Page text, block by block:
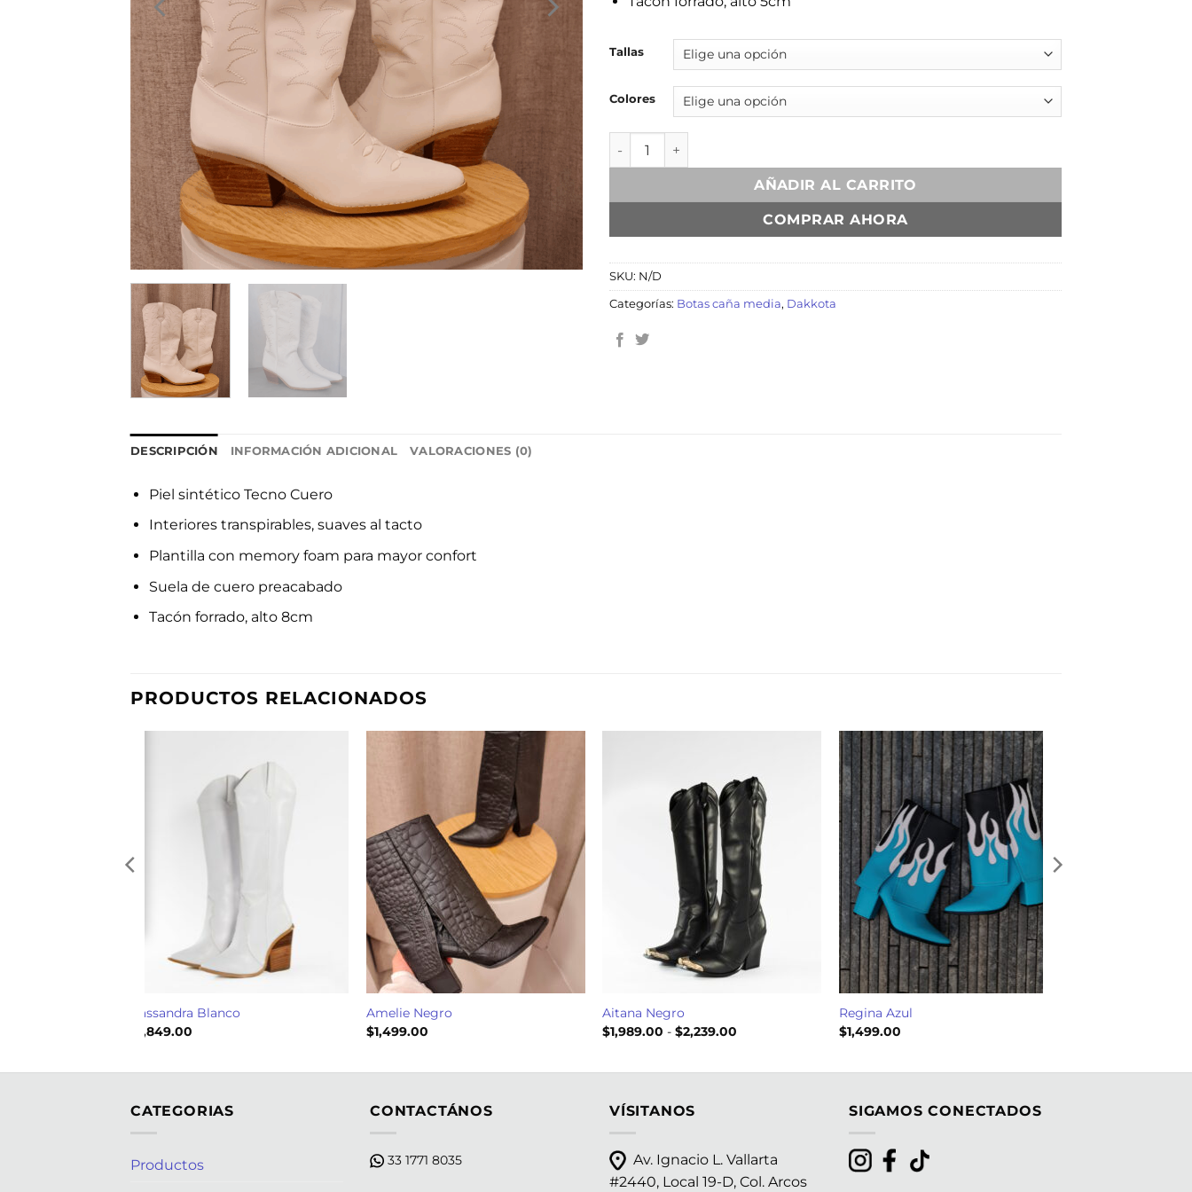
Tallas
Colores
Layla Latte cantidad
AÑADIR AL CARRITO
COMPRAR AHORA
SKU: N/D
Categorías: Botas caña media, Dakkota
DESCRIPCIÓN INFORMACIÓN ADICIONAL VALORACIONES (0)
Piel sintético Tecno Cuero
Interiores transpirables, suaves al tacto
Plantilla con memory foam para mayor confort
Suela de cuero preacabado
Tacón forrado, alto 8cm
PRODUCTOS RELACIONADOS
Cassandra Blanco
1,849.00
Amelie Negro
$1,499.00
Aitana Negro
$1,989.00 - $2,239.00
Regina Azul
$1,499.00
CATEGORIAS
Productos
CONTACTÁNOS
33 1771 8035
VÍSITANOS
Av. Ignacio L. Vallarta
#2440, Local 19-D, Col. Arcos
SIGAMOS CONECTADOS